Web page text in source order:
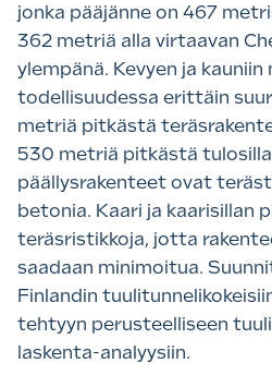
jonka pääjänne on 467
362 metriä alla virtaavan
ylempänä. Kevyen ja kauniin
todellisuudessa erittäin
metriä pitkästä
530 metriä pitkästä
päällysrakenteet ovat
betonia. Kaari ja kaarisillan
teräsristikkoja, jotta
saadaan minimoitua.
Finlandin
tehtyyn perusteelliseen
laskenta-analyysiin.